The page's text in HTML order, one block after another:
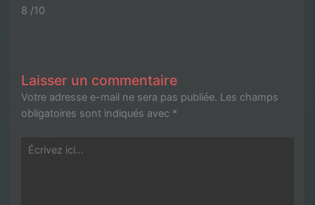
8 /10
Laisser un commentaire
Votre adresse e-mail ne sera pas publiée. Les champs
obligatoires sont indiqués avec *
Écrivez